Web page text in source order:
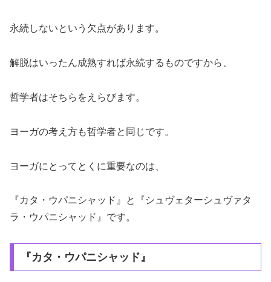
永続しないという欠点があります。
解脱はいったん成熟すれば永続するものですから、
哲学者はそちらをえらびます。
ヨーガの考え方も哲学者と同じです。
ヨーガにとってとくに重要なのは、
『カタ・ウパニシャッド』と『シュヴェターシュヴァタ
ラ・ウパニシャッド』です。
『カタ・ウパニシャッド』